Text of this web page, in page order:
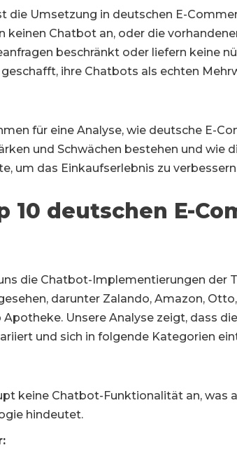
die Umsetzung in deutschen E-
keinen Chatbot an, oder die
beschränkt oder liefern keine
ihre Chatbots als echten
für eine Analyse, wie deutsche E-
und Schwächen bestehen und wie
um das Einkaufserlebnis zu
10 deutschen E-
die Chatbot-Implementierungen der
darunter Zalando, Amazon,
Apotheke. Unsere Analyse zeigt, dass
und sich in folgende Kategorien
keine Chatbot-Funktionalität an, was
hindeutet.